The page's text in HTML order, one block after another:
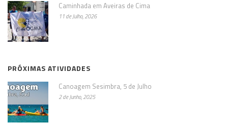
Caminhada em Aveiras de Cima
11 de Julho, 2026
PRÓXIMAS ATIVIDADES
Canoagem Sesimbra, 5 de Julho
2 de Junho, 2025